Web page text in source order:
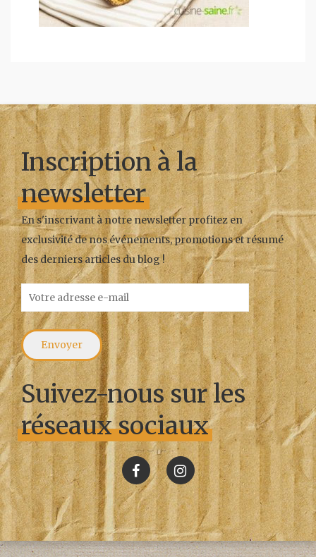
Inscription à la
newsletter
En s'inscrivant à notre newsletter profitez en
exclusivité de nos événements, promotions et résumé
des derniers articles du blog !
Suivez-nous sur les
réseaux sociaux